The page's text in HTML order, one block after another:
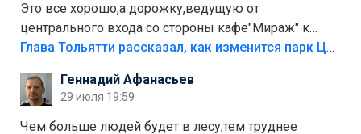
Это все хорошо,а дорожку,ведущую от
центрального входа со стороны кафе"Мираж" к
аттракционам слабо доделать?А то бордюры
лежала в парке и испортилась.Да еще,видимо,часть
украли.
Глава Тольятти рассказал, как изменится парк Центрального района
Геннадий Афанасьев
29 июля 19:59
Чем больше людей будет в лесу,тем труднее